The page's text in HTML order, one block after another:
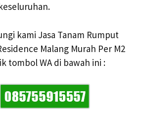
kami Jasa Tanam Rumput
Malang Murah Per M2
tombol WA di bawah ini :